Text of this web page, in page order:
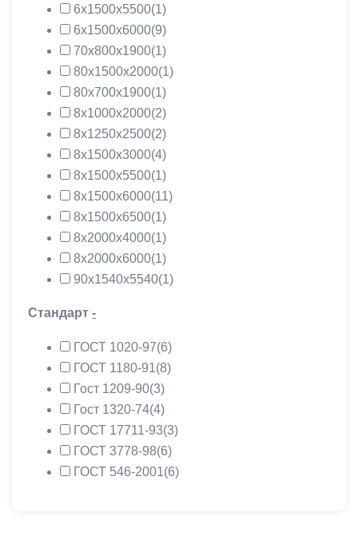
6х1500х5500(1)
6х1500х6000(9)
70х800х1900(1)
80х1500х2000(1)
80х700х1900(1)
8х1000х2000(2)
8х1250х2500(2)
8х1500х3000(4)
8х1500х5500(1)
8х1500х6000(11)
8х1500х6500(1)
8х2000х4000(1)
8х2000х6000(1)
90х1540х5540(1)
Стандарт -
ГОСТ 1020-97(6)
ГОСТ 1180-91(8)
Гост 1209-90(3)
Гост 1320-74(4)
ГОСТ 17711-93(3)
ГОСТ 3778-98(6)
ГОСТ 546-2001(6)